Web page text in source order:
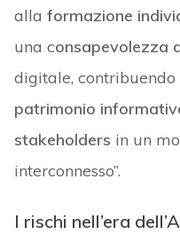
alla formazione
una consapevolezza
digitale,
patrimonio
stakeholders in un
interconnesso”.
I rischi nell’era